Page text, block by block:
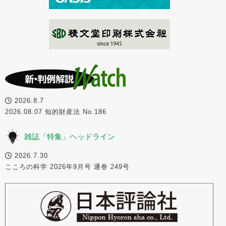
2026.8.7
2026.08.07 知的財産法 No.186
雑誌「特集」ヘッドライン
2026.7.30
こころの科学 2026年9月号 通巻 249号